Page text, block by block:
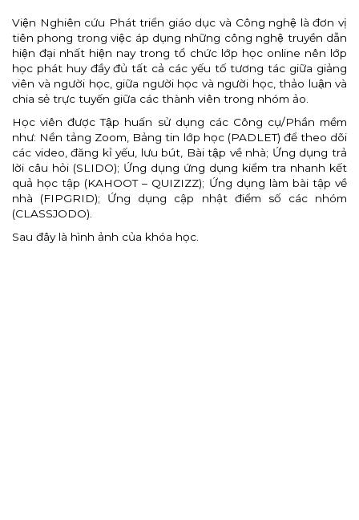
Viện Nghiên cứu Phát triển giáo dục và Công nghệ là đơn vị
tiên phong trong việc áp dụng những công nghệ truyền dẫn
hiện đại nhất hiện nay trong tổ chức lớp học online nên lớp
học phát huy đầy đủ tất cả các yếu tố tương tác giữa giảng
viên và người học, giữa người học và người học, thảo luận và
chia sẻ trực tuyến giữa các thành viên trong nhóm ảo.
Học viên được Tập huấn sử dụng các Công cụ/Phần mềm
như: Nền tảng Zoom, Bảng tin lớp học (PADLET) để theo dõi
các video, đăng kỉ yếu, lưu bút, Bài tập về nhà; Ứng dụng trả
lời câu hỏi (SLIDO); Ứng dụng ứng dụng kiểm tra nhanh kết
quả học tập (KAHOOT – QUIZIZZ); Ứng dụng làm bài tập về
nhà (FIPGRID); Ứng dụng cập nhật điểm số các nhóm
(CLASSJODO).
Sau đây là hình ảnh của khóa học.